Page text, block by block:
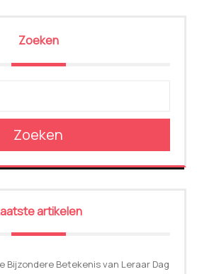
Zoeken
Zoeken
artikelen
Bijzondere Betekenis van Leraar Dag